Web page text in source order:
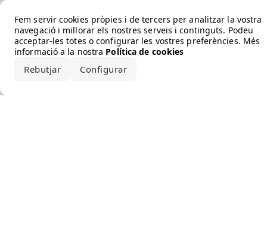
Fem servir cookies pròpies i de tercers per analitzar la vostra
navegació i millorar els nostres serveis i continguts. Podeu
acceptar-les totes o configurar les vostres preferències. Més
informació a la nostra Política de cookies
Rebutjar Configurar
Error loading the brand